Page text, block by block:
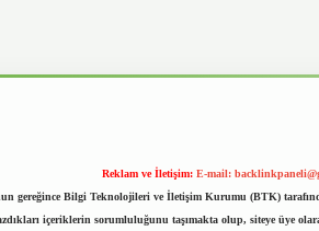
Reklam ve İletişim: E-mail:
gereğince Bilgi Teknolojileri ve İletişim Kurumu (BTK)
içeriklerin sorumluluğunu taşımakta olup, siteye üye